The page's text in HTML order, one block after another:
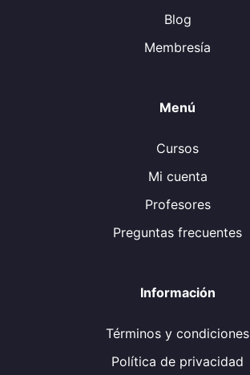
Blog
Membresía
Menú
Cursos
Mi cuenta
Profesores
Preguntas frecuentes
Información
Términos y condiciones
Política de privacidad